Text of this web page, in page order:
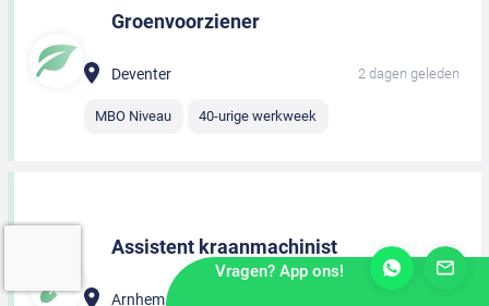
Groenvoorziener
Deventer 2 dagen geleden
MBO Niveau 40-urige werkweek
Assistent kraanmachinist
Arnhem
Vragen? App ons!